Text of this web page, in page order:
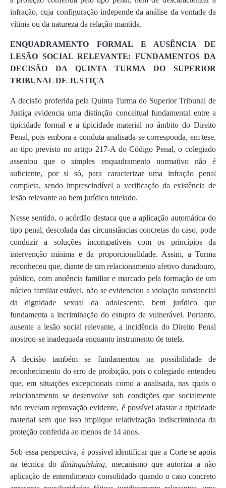
infração, cuja configuração independe da análise da vontade da
vítima ou da natureza da relação mantida.
ENQUADRAMENTO FORMAL E AUSÊNCIA DE
LESÃO SOCIAL RELEVANTE: FUNDAMENTOS DA
DECISÃO DA QUINTA TURMA DO SUPERIOR
TRIBUNAL DE JUSTIÇA
A decisão proferida pela Quinta Turma do Superior Tribunal de
Justiça evidencia uma distinção conceitual fundamental entre a
tipicidade formal e a tipicidade material no âmbito do Direito
Penal, pois embora a conduta analisada se corresponda, em tese,
ao tipo previsto no artigo 217-A do Código Penal, o colegiado
assentou que o simples enquadramento normativo não é
suficiente, por si só, para caracterizar uma infração penal
completa, sendo imprescindível a verificação da existência de
lesão relevante ao bem jurídico tutelado.
Nesse sentido, o acórdão destaca que a aplicação automática do
tipo penal, descolada das circunstâncias concretas do caso, pode
conduzir a soluções incompatíveis com os princípios da
intervenção mínima e da proporcionalidade. Assim, a Turma
reconheceu que, diante de um relacionamento afetivo duradouro,
público, com anuência familiar e marcado pela formação de um
núcleo familiar estável, não se evidenciou a violação substancial
da dignidade sexual da adolescente, bem jurídico que
fundamenta a incriminação do estupro de vulnerável. Portanto,
ausente a lesão social relevante, a incidência do Direito Penal
mostrou-se inadequada enquanto instrumento de tutela.
A decisão também se fundamentou na possibilidade de
reconhecimento do erro de proibição, pois o colegiado entendeu
que, em situações excepcionais como a analisada, nas quais o
relacionamento se desenvolve sob condições que socialmente
não revelam reprovação evidente, é possível afastar a tipicidade
material sem que isso implique relativização indiscriminada da
proteção conferida ao menos de 14 anos.
Sob essa perspectiva, é possível identificar que a Corte se apoia
na técnica dodistinguishing, mecanismo que autoriza a não
aplicação de entendimento consolidado quando o caso concreto